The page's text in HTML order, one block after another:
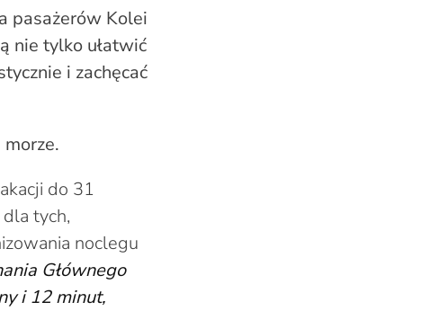
pasażerów Kolei
nie tylko ułatwić
i zachęcać
do 31
tych,
noclegu
Głównego
i 12 minut,